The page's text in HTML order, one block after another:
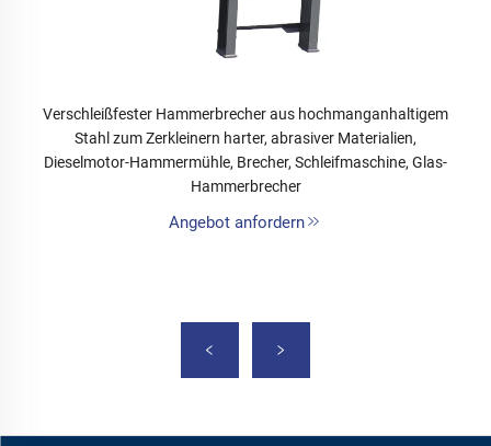
Verschleißfester Hammerbrecher aus hochmanganhaltigem
Stahl zum Zerkleinern harter, abrasiver Materialien,
Dieselmotor-Hammermühle, Brecher, Schleifmaschine, Glas-
Hammerbrecher
Angebot anfordern